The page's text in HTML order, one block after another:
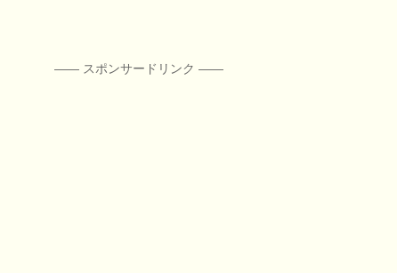
―― スポンサードリンク ――